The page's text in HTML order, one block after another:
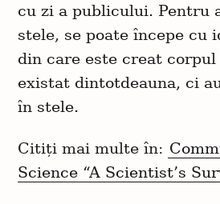
cu zi a publicului. Pentru
stele, se poate începe cu
din care este creat corpul
existat dintotdeauna, ci
în stele.
Citiți mai multe în:
Science “A Scientist’s